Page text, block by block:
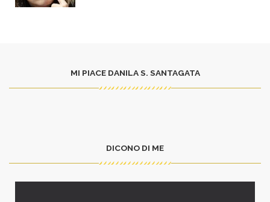
MI PIACE DANILA S. SANTAGATA
DICONO DI ME